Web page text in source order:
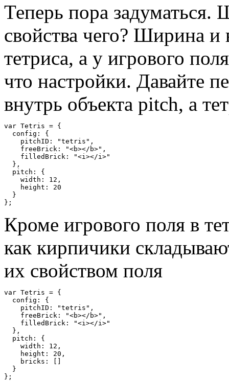
Теперь пора
свойства чего? Ширина
тетриса, а у игрового
что настройки. Давайте
внутрь объекта pitch, а
var Tetris = {
  config
:
{
    pitchID
: "tetris" ,
    freeBrick
: "<b></b>" ,
    filledBrick
:
"<i></i>"
},
  pitch
:
{
    width
: 12 ,
    height
:
20
}
};
Кроме игрового поля в
как кирпичики
их свойством поля
var Tetris = {
  config
:
{
    pitchID
: "tetris" ,
    freeBrick
: "<b></b>" ,
    filledBrick
:
"<i></i>"
},
  pitch
:
{
    width
: 12 ,
    height
: 20 ,
    bricks
:
}
};